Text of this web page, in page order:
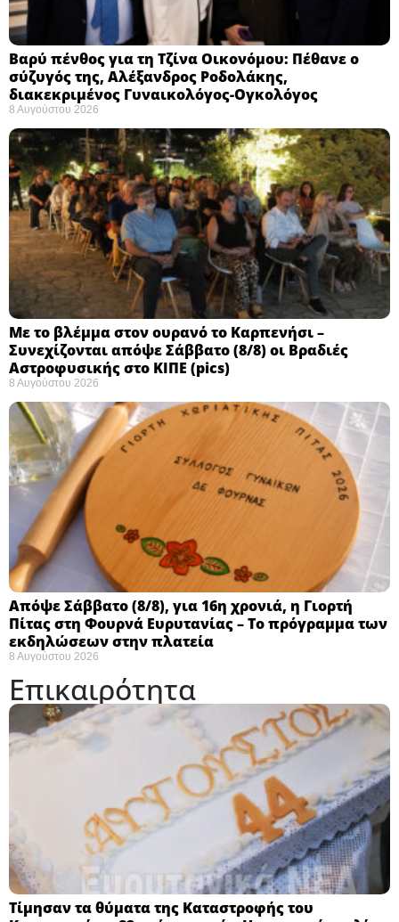
Βαρύ πένθος για τη Τζίνα Οικονόμου: Πέθανε ο
σύζυγός της, Αλέξανδρος Ροδολάκης,
διακεκριμένος Γυναικολόγος-Ογκολόγος
8 Αυγούστου 2026
Με το βλέμμα στον ουρανό το Καρπενήσι –
Συνεχίζονται απόψε Σάββατο (8/8) οι Βραδιές
Αστροφυσικής στο ΚΙΠΕ (pics)
8 Αυγούστου 2026
Απόψε Σάββατο (8/8), για 16η χρονιά, η Γιορτή
Πίτας στη Φουρνά Ευρυτανίας – Το πρόγραμμα των
εκδηλώσεων στην πλατεία
8 Αυγούστου 2026
Επικαιρότητα
Τίμησαν τα θύματα της Καταστροφής του